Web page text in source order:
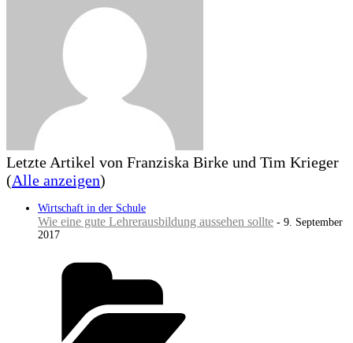
Letzte Artikel von Franziska Birke und Tim Krieger
(Alle anzeigen)
Wirtschaft in der Schule
Wie eine gute Lehrerausbildung aussehen sollte - 9. September
2017